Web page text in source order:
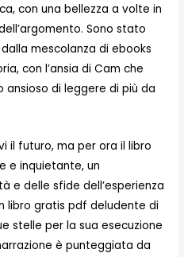
con una bellezza a volte in
Sono stato
mescolanza di ebooks
con l’ansia di Cam che
ansioso di leggere di più da
il futuro, ma per ora il libro
e inquietante, un
e delle sfide dell’esperienza
libro gratis pdf deludente di
stelle per la sua esecuzione
è punteggiata da